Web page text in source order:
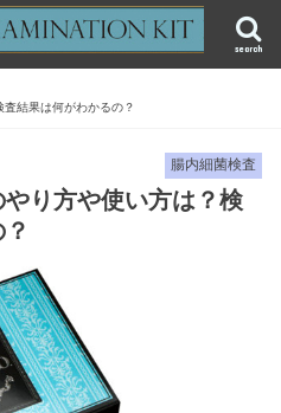
search
結果は何がわかるの？
腸内細菌検査
り方や使い方は？検